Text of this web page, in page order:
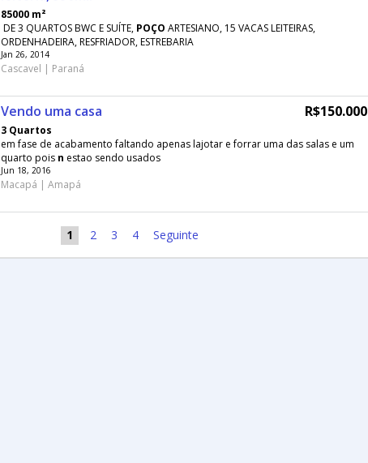
85000 m²
DE 3 QUARTOS BWC E SUÍTE, POÇO ARTESIANO, 15 VACAS LEITEIRAS,
ORDENHADEIRA, RESFRIADOR, ESTREBARIA
Jan 26, 2014
Cascavel | Paraná
Vendo uma casa R$150.000
3 Quartos
em fase de acabamento faltando apenas lajotar e forrar uma das salas e um
quarto pois n estao sendo usados
Jun 18, 2016
Macapá | Amapá
1 2 3 4 Seguinte